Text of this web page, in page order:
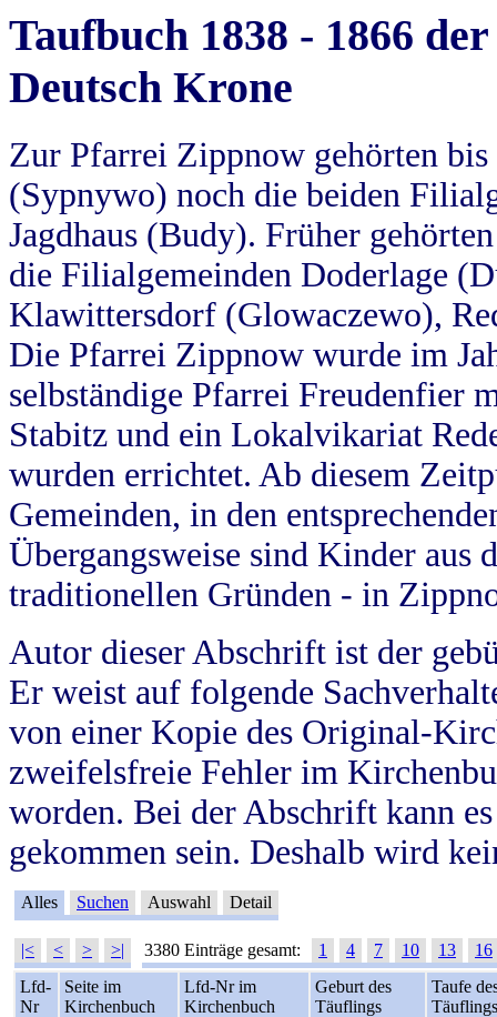
Taufbuch 1838 - 1866
Deutsch Krone
Zur Pfarrei Zippnow gehörten
(Sypnywo) noch die beiden
Jagdhaus (Budy). Früher
die Filialgemeinden Doderlage
Klawittersdorf (Glowaczewo),
Die Pfarrei Zippnow wurde im
selbständige Pfarrei Freudenfier
Stabitz und ein Lokalvikariat
wurden errichtet. Ab diesem
Gemeinden, in den
Übergangsweise sind Kinder aus
traditionellen Gründen - in
Autor dieser Abschrift ist der
Er weist auf folgende
von einer Kopie des Original-
zweifelsfreie Fehler im
worden. Bei der Abschrift kann
gekommen sein. Deshalb wird
Alles Suchen Auswahl Detail
|< < > >| 3380 Einträge gesamt: 1 4 7 10 13
16
Lfd-
Nr
Seite im
Kirchenbuch
Lfd-Nr im
Kirchenbuch
Geburt des
Täuflings
Taufe
Täuflings